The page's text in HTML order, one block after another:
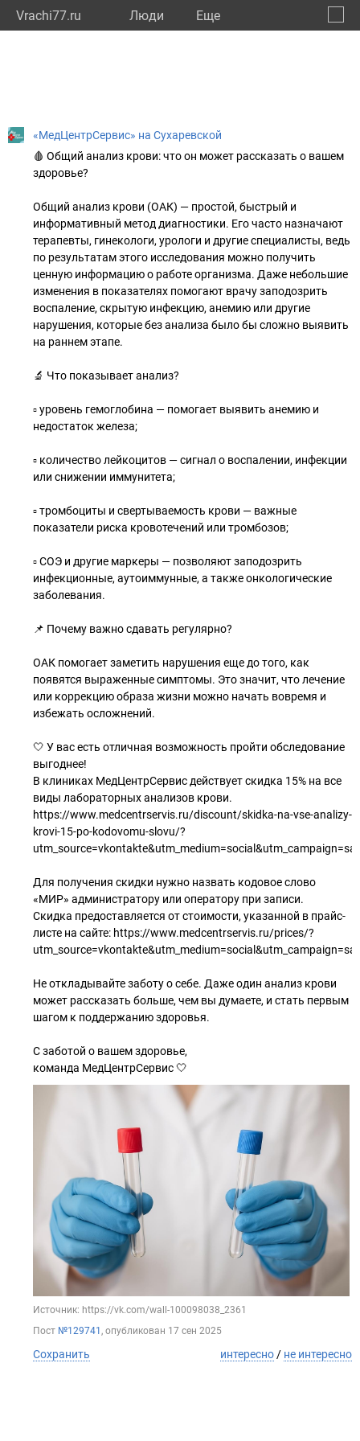
Vrachi77.ru Люди Eще
«МедЦентрСервис» на Сухаревской
🩸 Общий анализ крови: что он может рассказать о вашем
здоровье?
Общий анализ крови (ОАК) — простой, быстрый и
информативный метод диагностики. Его часто назначают
терапевты, гинекологи, урологи и другие специалисты, ведь
по результатам этого исследования можно получить
ценную информацию о работе организма. Даже небольшие
изменения в показателях помогают врачу заподозрить
воспаление, скрытую инфекцию, анемию или другие
нарушения, которые без анализа было бы сложно выявить
на раннем этапе.
🔬 Что показывает анализ?
▫️ уровень гемоглобина — помогает выявить анемию и
недостаток железа;
▫️ количество лейкоцитов — сигнал о воспалении, инфекции
или снижении иммунитета;
▫️ тромбоциты и свертываемость крови — важные
показатели риска кровотечений или тромбозов;
▫️ СОЭ и другие маркеры — позволяют заподозрить
инфекционные, аутоиммунные, а также онкологические
заболевания.
📌 Почему важно сдавать регулярно?
ОАК помогает заметить нарушения еще до того, как
появятся выраженные симптомы. Это значит, что лечение
или коррекцию образа жизни можно начать вовремя и
избежать осложнений.
🤍 У вас есть отличная возможность пройти обследование
выгоднее!
В клиниках МедЦентрСервис действует скидка 15% на все
виды лабораторных анализов крови.
https://www.medcentrservis.ru/discount/skidka-na-vse-analizy-
krovi-15-po-kodovomu-slovu/?
Для получения скидки нужно назвать кодовое слово
«МИР» администратору или оператору при записи.
Скидка предоставляется от стоимости, указанной в прайс-
листе на сайте: https://www.medcentrservis.ru/prices/?
Не откладывайте заботу о себе. Даже один анализ крови
может рассказать больше, чем вы думаете, и стать первым
шагом к поддержанию здоровья.
С заботой о вашем здоровье,
команда МедЦентрСервис 🤍
Источник: https://vk.com/wall-100098038_2361
Пост №129741 , опубликован 17 сен 2025
Сохранить интересно / не интересно